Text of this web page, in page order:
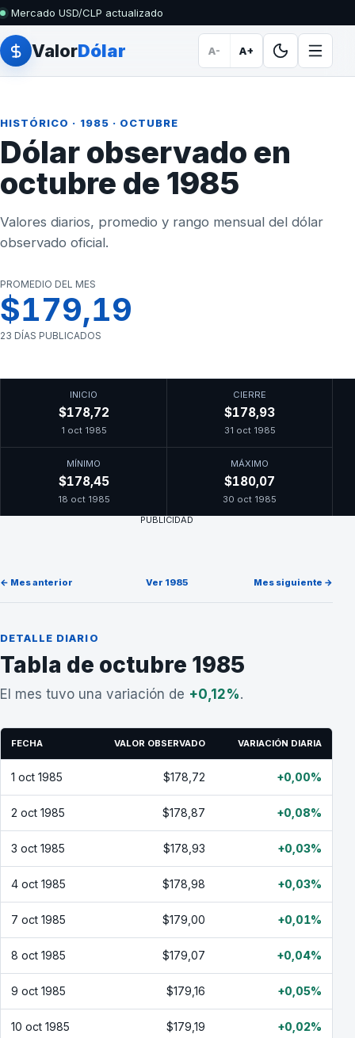
Mercado USD/CLP actualizado
ValorDólar A- A+
HISTÓRICO · 1985 · OCTUBRE
Dólar observado en
octubre de 1985
Valores diarios, promedio y rango mensual del dólar
observado oficial.
PROMEDIO DEL MES
$179,19
23 DÍAS PUBLICADOS
INICIO
$178,72
1 oct 1985
CIERRE
$178,93
31 oct 1985
MÍNIMO
$178,45
18 oct 1985
MÁXIMO
$180,07
30 oct 1985
PUBLICIDAD
← Mes anterior Ver 1985 Mes siguiente →
DETALLE DIARIO
Tabla de octubre 1985
El mes tuvo una variación de +0,12%.
FECHA VALOR OBSERVADO VARIACIÓN DIARIA
1 oct 1985 $178,72 +0,00%
2 oct 1985 $178,87 +0,08%
3 oct 1985 $178,93 +0,03%
4 oct 1985 $178,98 +0,03%
7 oct 1985 $179,00 +0,01%
8 oct 1985 $179,07 +0,04%
9 oct 1985 $179,16 +0,05%
10 oct 1985 $179,19 +0,02%